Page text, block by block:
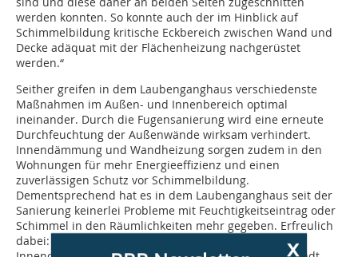
werden konnten. So konnte auch der im Hinblick auf
Schimmelbildung kritische Eckbereich zwischen Wand und
Decke adäquat mit der Flächenheizung nachgerüstet
werden.“
Seither greifen in dem Laubenganghaus verschiedenste
Maßnahmen im Außen- und Innenbereich optimal
ineinander. Durch die Fugensanierung wird eine erneute
Durchfeuchtung der Außenwände wirksam verhindert.
Innendämmung und Wandheizung sorgen zudem in den
Wohnungen für mehr Energieeffizienz und einen
zuverlässigen Schutz vor Schimmelbildung.
Dementsprechend hat es in dem Laubenganghaus seit der
Sanierung keinerlei Probleme mit Feuchtigkeitseintrag oder
Schimmel in den Räumlichkeiten mehr gegeben. Erfreulich
dabei: Sowohl für die Fugensanierung als auch diex